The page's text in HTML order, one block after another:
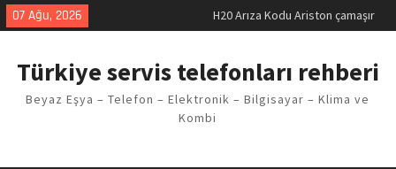
Skip
to
07 Ağu, 2026
LG kombi E2 Arızası Çözümü
Çözüm Yöntemleri
Vaillant çamaşır makinesi E03
Arıza Kodu
Ferroli klima E3 Arızası Çözümü
Türkiye servis telefonları rehberi
Beyaz Eşya – Telefon – Elektronik – Bilgisayar – Klima ve
Kombi